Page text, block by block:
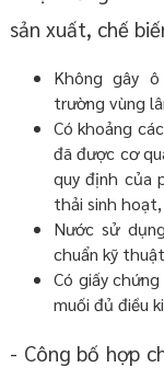
sản xuất, chế
Không gây
trường vùng
Có khoảng
đã được cơ
quy định của
thải sinh
Nước sử
chuẩn kỹ
Có giấy
muối đủ điều
- Công bố hợp